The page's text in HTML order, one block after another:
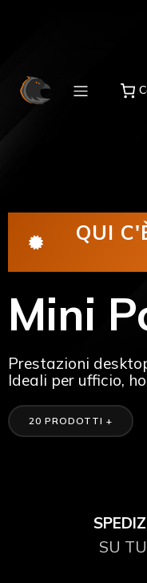
QUI
Mini
Prestazioni
Ideali per ufficio,
20 PRODOTTI +
SU